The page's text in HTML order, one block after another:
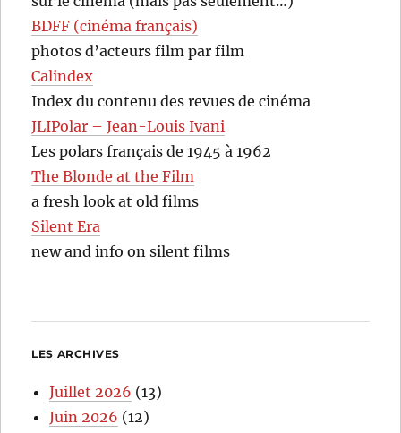
BDFF (cinéma français)
photos d’acteurs film par film
Calindex
Index du contenu des revues de cinéma
JLIPolar – Jean-Louis Ivani
Les polars français de 1945 à 1962
The Blonde at the Film
a fresh look at old films
Silent Era
new and info on silent films
LES ARCHIVES
Juillet 2026 (13)
Juin 2026 (12)